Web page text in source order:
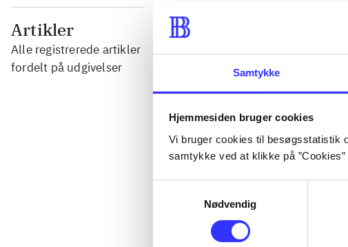
Samtykke
Hjemmesiden bruger cookies
Vi bruger cookies til besøgsstatistik
samtykke ved at klikke på
Nødvendig
Artikler
Alle registrerede artikler
fordelt på udgivelser
...
...